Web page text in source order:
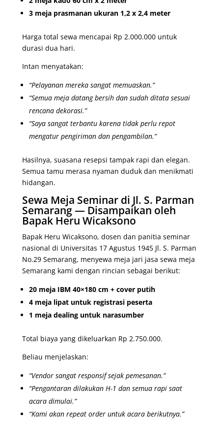
3 meja prasmanan ukuran 1,2 x 2,4 meter
Harga total sewa mencapai Rp 2.000.000 untuk
durasi dua hari.
Intan menyatakan:
“Pelayanan mereka sangat memuaskan.”
“Semua meja datang bersih dan sudah ditata sesuai
rencana dekorasi.”
“Saya sangat terbantu karena tidak perlu repot
mengatur pengiriman dan pengambilan.”
Hasilnya, suasana resepsi tampak rapi dan elegan.
Semua tamu merasa nyaman duduk dan menikmati
hidangan.
Sewa Meja Seminar di Jl. S. Parman
Semarang — Disampaikan oleh
Bapak Heru Wicaksono
Bapak Heru Wicaksono, dosen dan panitia seminar
nasional di Universitas 17 Agustus 1945 Jl. S. Parman
No.29 Semarang, menyewa meja jari jasa sewa meja
Semarang kami dengan rincian sebagai berikut:
20 meja IBM 40×180 cm + cover putih
4 meja lipat untuk registrasi peserta
1 meja dealing untuk narasumber
Total biaya yang dikeluarkan Rp 2.750.000.
Beliau menjelaskan:
“Vendor sangat responsif sejak pemesanan.”
“Pengantaran dilakukan H-1 dan semua rapi saat
acara dimulai.”
“Kami akan repeat order untuk acara berikutnya.”